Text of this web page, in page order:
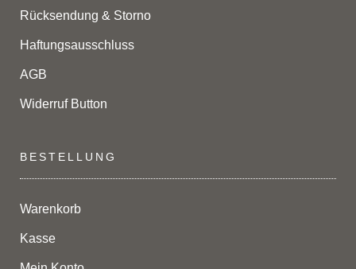
Rücksendung & Storno
Haftungsausschluss
AGB
Widerruf Button
BESTELLUNG
Warenkorb
Kasse